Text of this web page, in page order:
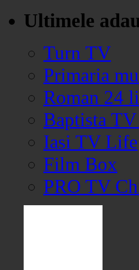
Ultimele
Turn TV
Primaria
Roman 24
Baptista
Iasi TV Life
Film Box
PRO TV